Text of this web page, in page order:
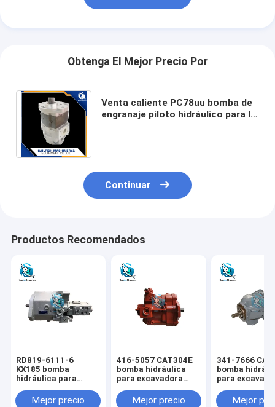
Obtenga El Mejor Precio Por
Venta caliente PC78uu bomba de
engranaje piloto hidráulico para la
Continuar
Productos Recomendados
RD819-6111-6
KX185 bomba
hidráulica para
Mejor precio
416-5057 CAT304E
bomba hidráulica
para excavadora
Mejor precio
341-7666
bomba
para
Mejor